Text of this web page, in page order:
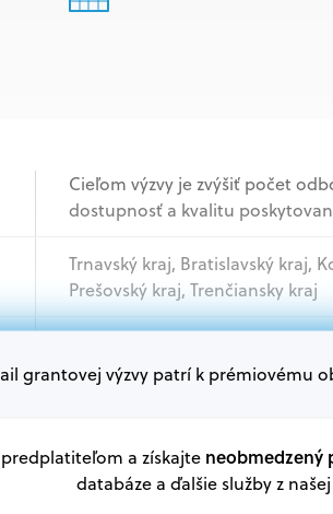
Cieľom výzvy je zvýšiť počet
dostupnosť a kvalitu
Trnavský kraj, Bratislavský kraj,
Prešovský kraj, Trenčiansky kraj
Jednotlivci
V databáze grantov a dotácií
plánu obnovy a ďalších zdrojov.
grantovej výzvy patrí k prémiovému
a získajte neobmedzený
databáze a ďalšie služby z